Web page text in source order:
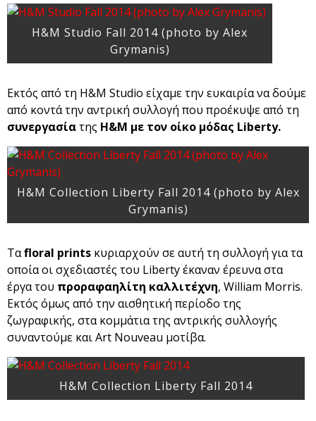
H&M Studio Fall 2014 (photo by Alex
Grymanis)
Εκτός από τη H&M Studio είχαμε την ευκαιρία να δούμε
από κοντά την αντρική συλλογή που προέκυψε από τη
συνεργασίατης H&M με τον οίκο μόδας Liberty.
H&M Collection Liberty Fall 2014 (photo by Alex
Grymanis)
Tαfloral prints κυριαρχούν σε αυτή τη συλλογή για τα
οποία οι σχεδιαστές του Liberty έκαναν έρευνα στα
έργα του προραφαηλίτη καλλιτέχνη, William Morris.
Εκτός όμως από την αισθητική περίοδο της
ζωγραφικής, στα κομμάτια της αντρικής συλλογής
συναντούμε και Art Nouveau μοτίβα.
H&M Collection Liberty Fall 2014